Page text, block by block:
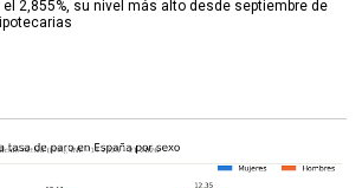
el 2,855%, su nivel más alto desde septiembre de